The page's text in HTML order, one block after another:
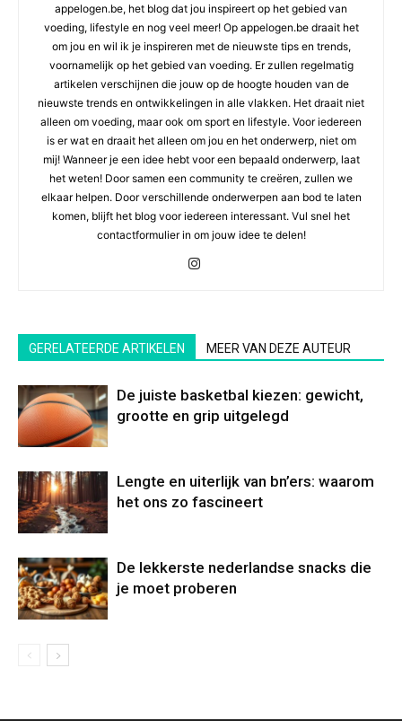
appelogen.be, het blog dat jou inspireert op het gebied van
voeding, lifestyle en nog veel meer! Op appelogen.be draait het
om jou en wil ik je inspireren met de nieuwste tips en trends,
voornamelijk op het gebied van voeding. Er zullen regelmatig
artikelen verschijnen die jouw op de hoogte houden van de
nieuwste trends en ontwikkelingen in alle vlakken. Het draait niet
alleen om voeding, maar ook om sport en lifestyle. Voor iedereen
is er wat en draait het alleen om jou en het onderwerp, niet om
mij! Wanneer je een idee hebt voor een bepaald onderwerp, laat
het weten! Door samen een community te creëren, zullen we
elkaar helpen. Door verschillende onderwerpen aan bod te laten
komen, blijft het blog voor iedereen interessant. Vul snel het
contactformulier in om jouw idee te delen!
GERELATEERDE ARTIKELEN MEER VAN DEZE AUTEUR
De juiste basketbal kiezen: gewicht,
grootte en grip uitgelegd
Lengte en uiterlijk van bn’ers: waarom
het ons zo fascineert
De lekkerste nederlandse snacks die
je moet proberen